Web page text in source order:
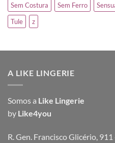
Sem Costura
Sem Ferro
Tule
z
A LIKE LINGERIE
Somos a Like Lingerie
by Like4you
R. Gen. Francisco Glicério,